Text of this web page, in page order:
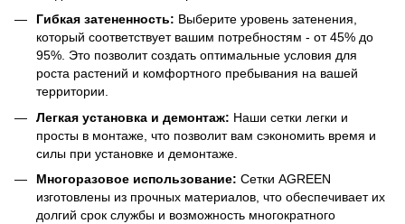
Гибкая затененность: Выберите уровень затенения,
который соответствует вашим потребностям - от 45% до
95%. Это позволит создать оптимальные условия для
роста растений и комфортного пребывания на вашей
территории.
Легкая установка и демонтаж: Наши сетки легки и
просты в монтаже, что позволит вам сэкономить время и
силы при установке и демонтаже.
Многоразовое использование: Сетки AGREEN
изготовлены из прочных материалов, что обеспечивает их
долгий срок службы и возможность многократного